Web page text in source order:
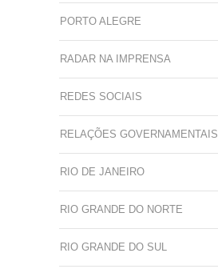
PORTO ALEGRE
RADAR NA IMPRENSA
REDES SOCIAIS
RELAÇÕES GOVERNAMENTAIS
RIO DE JANEIRO
RIO GRANDE DO NORTE
RIO GRANDE DO SUL